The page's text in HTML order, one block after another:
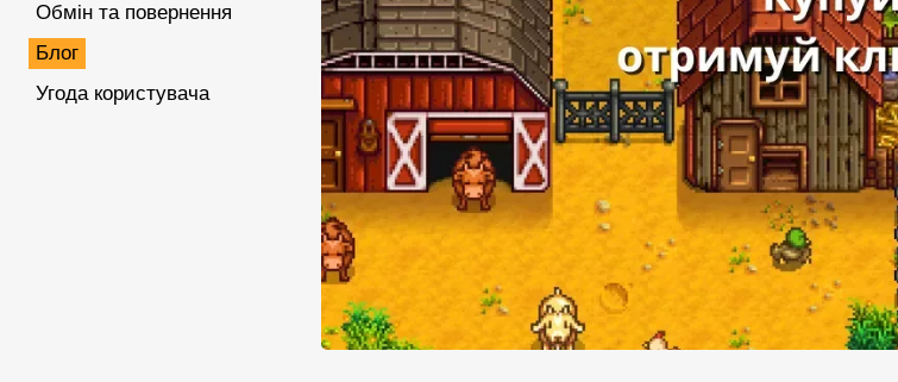
Обмін та повернення
Блог
Угода користувача